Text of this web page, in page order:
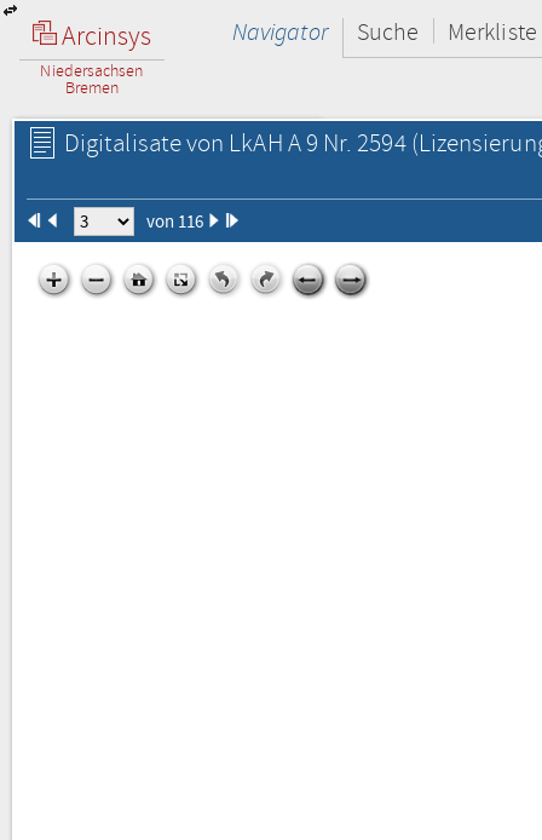
Arcinsys
Niedersachsen
Bremen
Navigator Suche Merkliste
Digitalisate von LkAH A 9 Nr. 2594
von 116